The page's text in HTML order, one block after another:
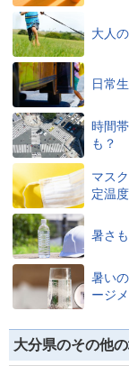
大人
日常
時間
も？
マス
定温
暑さ
暑い
ージ
大分県のその他